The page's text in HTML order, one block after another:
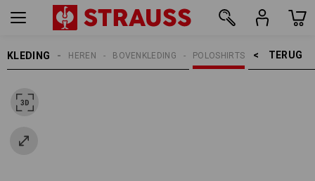
KLEDING TERUG    >
POLOSHIRTS
BOVENKLEDING
HEREN